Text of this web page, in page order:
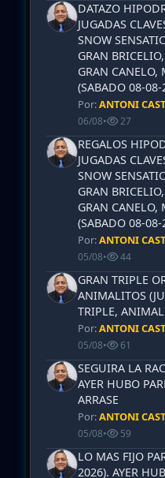
DATAZO
JUGADAS
SNOW
GRAN
GRAN CANELO,
(SABADO 08-
Por:ANTONI
06/08• 27
REGALOS
JUGADAS
SNOW
GRAN
GRAN CANELO,
(SABADO 08-
Por:ANTONI
05/08• 44
GRAN TRIPLE
ANIMALITOS
TRIPLE,
Por:ANTONI
05/08• 61
SEGUIRA LA
AYER HUBO
ARRASE
Por:ANTONI
05/08• 59
LO MAS FIJO
2026). AYER